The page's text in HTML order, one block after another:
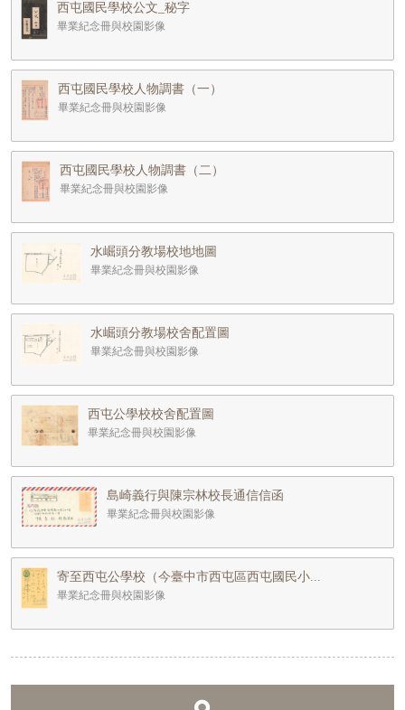
西屯國民學校公文_秘字
畢業紀念冊與校園影像
西屯國民學校人物調書（一）
畢業紀念冊與校園影像
西屯國民學校人物調書（二）
畢業紀念冊與校園影像
水崛頭分教場校地地圖
畢業紀念冊與校園影像
水崛頭分教場校舍配置圖
畢業紀念冊與校園影像
西屯公學校校舍配置圖
畢業紀念冊與校園影像
島崎義行與陳宗林校長通信信函
畢業紀念冊與校園影像
寄至西屯公學校（今臺中市西屯區西屯國民小...
畢業紀念冊與校園影像